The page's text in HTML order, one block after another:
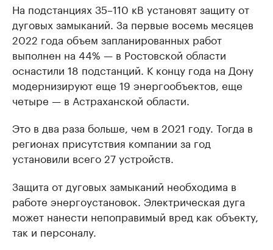
На подстанциях 35–110 кВ установят защиту от
дуговых замыканий. За первые восемь месяцев
2022 года объем запланированных работ
выполнен на 44% — в Ростовской области
оснастили 18 подстанций. К концу года на Дону
модернизируют еще 19 энергообъектов, еще
четыре — в Астраханской области.
Это в два раза больше, чем в 2021 году. Тогда в
регионах присутствия компании за год
установили всего 27 устройств.
Защита от дуговых замыканий необходима в
работе энергоустановок. Электрическая дуга
может нанести непоправимый вред как объекту,
так и персоналу.